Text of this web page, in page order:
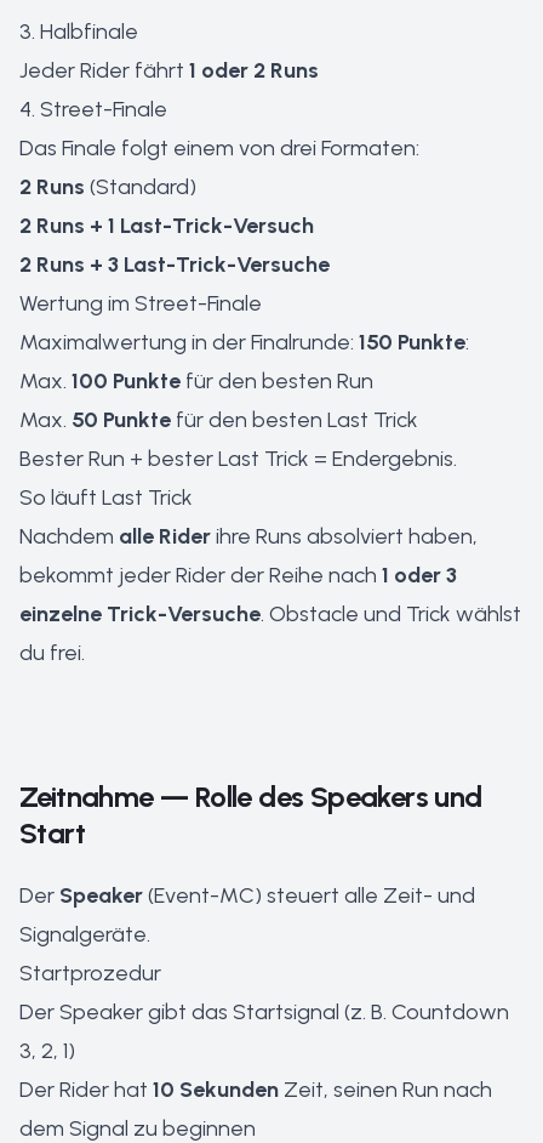
3. Halbfinale
Jeder Rider fährt 1 oder 2 Runs
4. Street-Finale
Das Finale folgt einem von drei Formaten:
2 Runs (Standard)
2 Runs + 1 Last-Trick-Versuch
2 Runs + 3 Last-Trick-Versuche
Wertung im Street-Finale
Maximalwertung in der Finalrunde: 150 Punkte:
Max. 100 Punkte für den besten Run
Max. 50 Punkte für den besten Last Trick
Bester Run + bester Last Trick = Endergebnis.
So läuft Last Trick
Nachdem alle Riderihre Runs absolviert haben,
bekommt jeder Rider der Reihe nach 1 oder 3
einzelne Trick-Versuche. Obstacle und Trick wählst
du frei.
Zeitnahme — Rolle des Speakers und
Start
Der Speaker(Event-MC) steuert alle Zeit- und
Signalgeräte.
Startprozedur
Der Speaker gibt das Startsignal (z. B. Countdown
3, 2, 1)
Der Rider hat 10 Sekunden Zeit, seinen Run nach
dem Signal zu beginnen